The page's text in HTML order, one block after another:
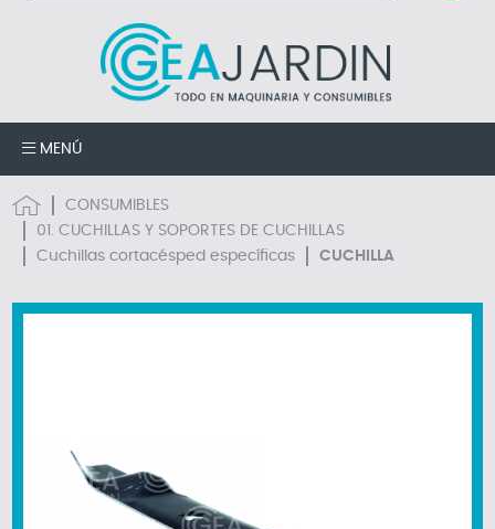
RESULTADOS DE LA BÚSQUEDA
MENÚ
CONSUMIBLES
01. CUCHILLAS Y SOPORTES DE CUCHILLAS
Cuchillas cortacésped específicas
CUCHILLA